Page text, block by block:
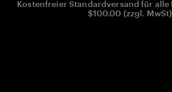
Kostenfreier Standardversand für alle
$100.00 (zzgl.